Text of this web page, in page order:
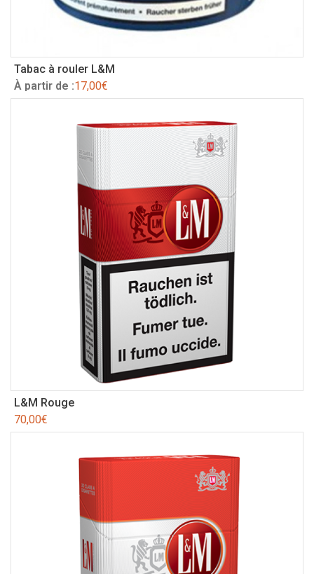
Tabac à rouler L&M
À partir de :17,00€
L&M Rouge
70,00€